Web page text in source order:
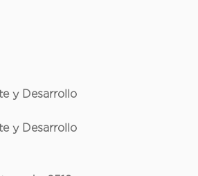
y Desarrollo
y Desarrollo